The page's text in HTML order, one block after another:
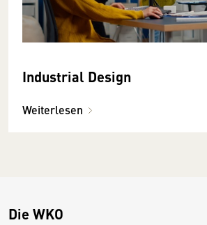
Industrial Design
Weiterlesen
Die WKO